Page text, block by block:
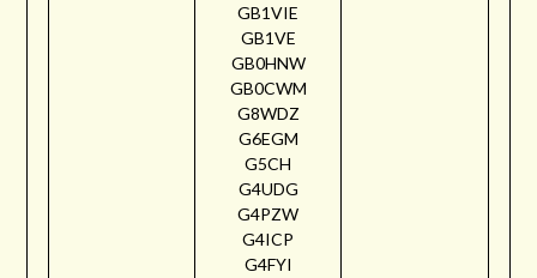
GB1VIE
GB1VE
GB0HNW
GB0CWM
G8WDZ
G6EGM
G5CH
G4UDG
G4PZW
G4ICP
G4FYI